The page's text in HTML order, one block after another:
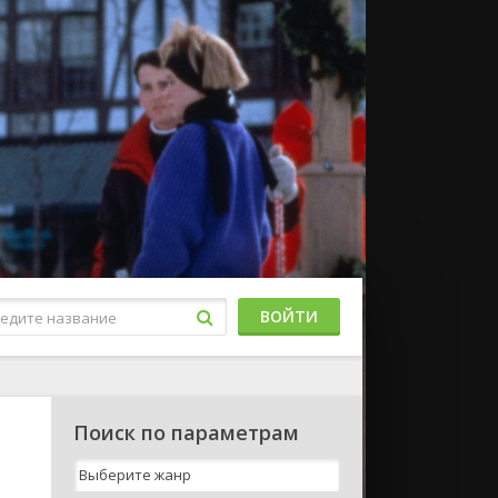
ВОЙТИ
Поиск по параметрам